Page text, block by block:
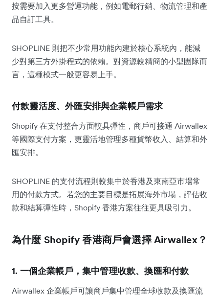
按需要加入更多營運功能，例如電郵行銷、物流管理和產
品自訂工具。
SHOPLINE 則把不少常用功能內建於核心系統內，能減
少對第三方外掛程式的依賴。對資源較精簡的小型團隊而
言，這種模式一般更容易上手。
付款靈活度、外匯安排與企業帳戶需求
Shopify 在支付整合方面較具彈性，商戶可接通 Airwallex
等國際支付方案，更靈活地管理多種貨幣收入、結算和外
匯安排。
SHOPLINE 的支付流程則較集中於香港及東南亞市場常
用的付款方式。若您的主要目標是拓展海外市場，評估收
款和結算彈性時，Shopify 香港方案往往更具吸引力。
為什麼 Shopify 香港商戶會選擇 Airwallex？
1. 一個企業帳戶，集中管理收款、換匯和付款
Airwallex 企業帳戶可讓商戶集中管理全球收款及換匯流